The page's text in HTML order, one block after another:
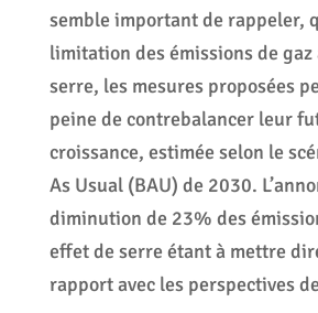
semble important de rappeler,
limitation des émissions de gaz
serre, les mesures proposées
peine de contrebalancer leur
croissance, estimée selon le
As Usual (BAU) de 2030.
diminution de 23% des
effet de serre étant à mettre
rapport avec les perspectives